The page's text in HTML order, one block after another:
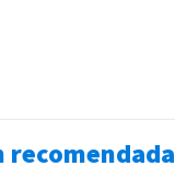
recomendada